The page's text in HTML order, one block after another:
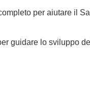
per aiutare il
guidare lo sviluppo